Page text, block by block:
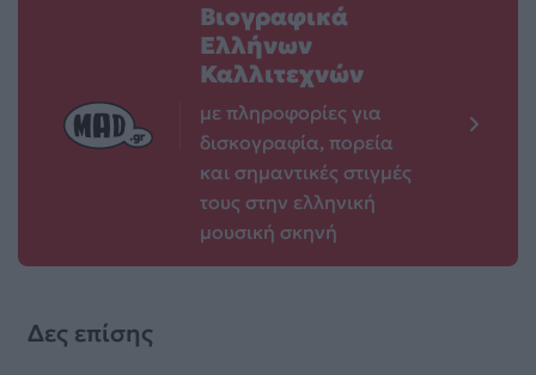
Βιογραφικά
Ελλήνων
Καλλιτεχνών
με πληροφορίες για
δισκογραφία, πορεία
και σημαντικές στιγμές
τους στην ελληνική
μουσική σκηνή
Δες επίσης